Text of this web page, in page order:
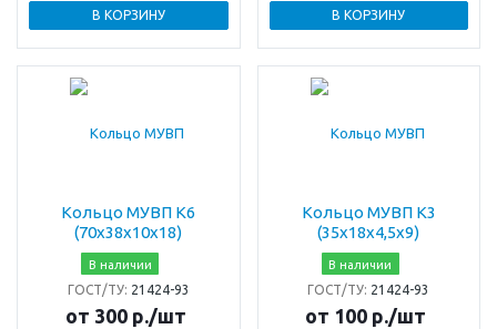
В КОРЗИНУ В КОРЗИНУ
Кольцо МУВП К6
(70х38х10х18)
В наличии
ГОСТ/ТУ: 21424-93
от 300 р./шт
Кольцо МУВП К3
(35х18х4,5х9)
В наличии
ГОСТ/ТУ: 21424-93
от 100 р./шт